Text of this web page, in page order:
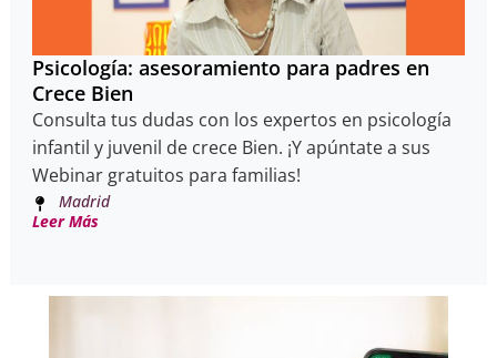
Psicología: asesoramiento para padres en
Crece Bien
Consulta tus dudas con los expertos en psicología
infantil y juvenil de crece Bien. ¡Y apúntate a sus
Webinar gratuitos para familias!
Madrid
Leer Más